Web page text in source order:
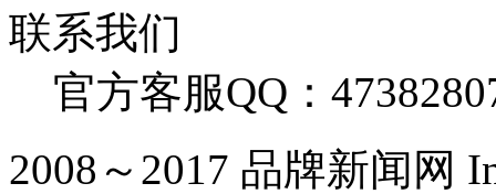
联系我们
官方客服QQ：
2008～2017 品牌新闻网